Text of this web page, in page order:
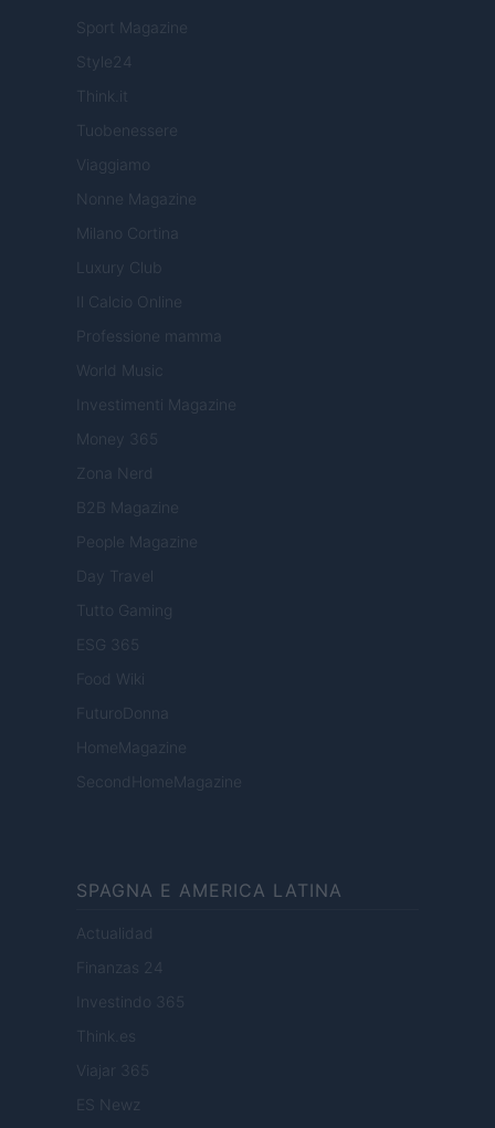
Sport Magazine
Style24
Think.it
Tuobenessere
Viaggiamo
Nonne Magazine
Milano Cortina
Luxury Club
Il Calcio Online
Professione mamma
World Music
Investimenti Magazine
Money 365
Zona Nerd
B2B Magazine
People Magazine
Day Travel
Tutto Gaming
ESG 365
Food Wiki
FuturoDonna
HomeMagazine
SecondHomeMagazine
SPAGNA E AMERICA LATINA
Actualidad
Finanzas 24
Investindo 365
Think.es
Viajar 365
ES Newz